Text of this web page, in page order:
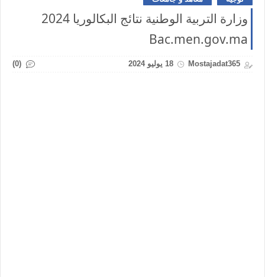
وزارة التربية الوطنية نتائج البكالوريا 2024
Bac.men.gov.ma
Mostajadat365 18 يوليو 2024 (0)